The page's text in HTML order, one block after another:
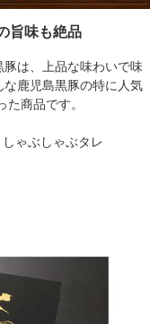
旨味も絶品
は、上品な味わいで味
鹿児島黒豚の特に人気
商品です。
ゃぶしゃぶタレ